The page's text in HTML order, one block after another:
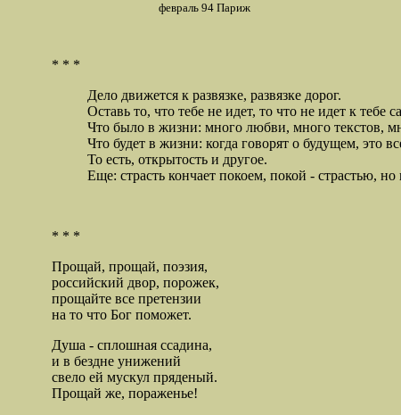
февраль 94 Париж
* * *
Дело движется к развязке, развязке дорог.
Оставь то, что тебе не идет, то что не идет к тебе
Что было в жизни: много любви, много текстов,
Что будет в жизни: когда говорят о будущем, это
То есть, открытость и другое.
Еще: страсть кончает покоем, покой - страстью, но
* * *
Прощай, прощай, поэзия,
российский двор, порожек,
прощайте все претензии
на то что Бог поможет.
Душа - сплошная ссадина,
и в бездне унижений
свело ей мускул пряденый.
Прощай же, пораженье!